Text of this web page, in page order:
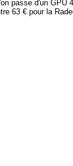
passe d'un GPU
63 € pour la